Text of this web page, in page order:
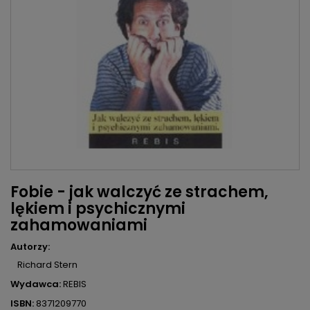
Fobie - jak walczyć ze strachem,
lękiem i psychicznymi
zahamowaniami
Autorzy:
Richard Stern
Wydawca:REBIS
ISBN: 8371209770